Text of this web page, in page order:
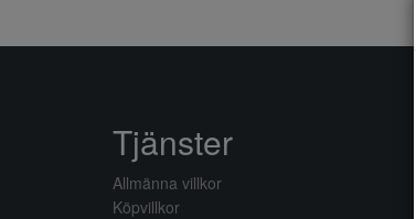
Tjänster
Allmänna villkor
Köpvillkor